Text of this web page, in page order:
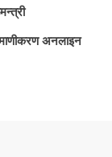
अनलाइन